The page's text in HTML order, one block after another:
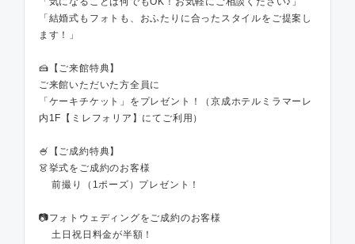
「結婚式もフォトも、おふたりに合ったスタイルをご提案し
ます！」
🍰【ご来館特典】
ご来館いただいた方全員に
「ケーキチケット」をプレゼント！（京成ホテルミラマーレ
内1F【ミレフォリア】にてご利用）
🍧【ご成約特典】
👗挙式をご成約のお客様
前撮り（1ポーズ）プレゼント！
📷フォトウェディングをご成約のお客様
土日祝日料金が半額！